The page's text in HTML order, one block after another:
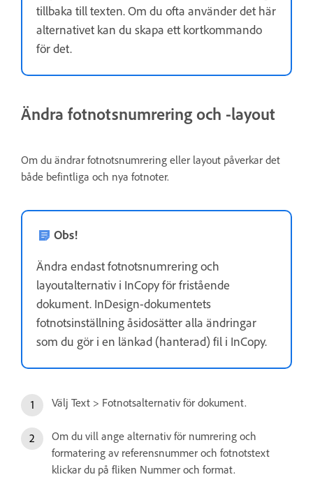
tillbaka till texten. Om du ofta använder det här
alternativet kan du skapa ett kortkommando
för det.
Ändra fotnotsnumrering och -layout
Om du ändrar fotnotsnumrering eller layout påverkar det
både befintliga och nya fotnoter.
Obs!
Ändra endast fotnotsnumrering och
layoutalternativ i InCopy för fristående
dokument. InDesign-dokumentets
fotnotsinställning åsidosätter alla ändringar
som du gör i en länkad (hanterad) fil i InCopy.
Välj Text > Fotnotsalternativ för dokument.
Om du vill ange alternativ för numrering och
formatering av referensnummer och fotnotstext
klickar du på fliken Nummer och format.